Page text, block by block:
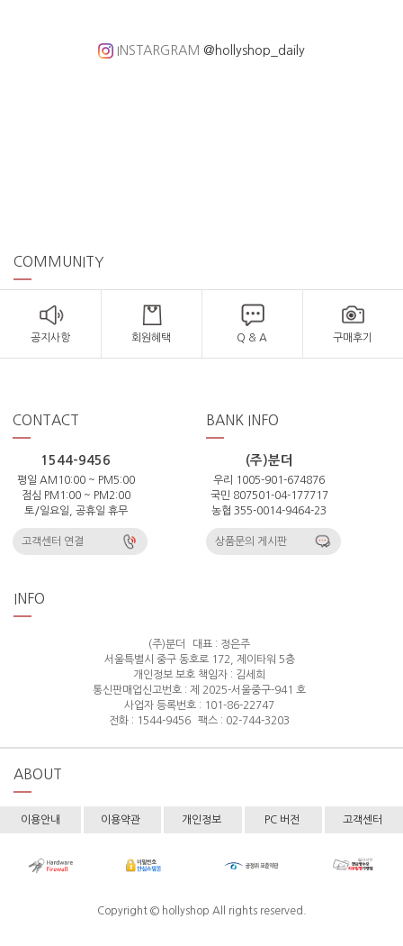
INSTARGRAM @hollyshop_daily
COMMUNITY
공지사항 회원혜택 Q & A 구매후기
CONTACT
1544-9456
평일 AM10:00 ~ PM5:00
점심 PM1:00 ~ PM2:00
토/일요일, 공휴일 휴무
고객센터 연결
BANK INFO
(주)분더
우리 1005-901-674876
국민 807501-04-177717
농협 355-0014-9464-23
상품문의 게시판
INFO
(주)분더
대표 : 정은주
서울특별시 중구 동호로 172, 제이타워 5층
개인정보 보호 책임자 : 김세희
통신판매업신고번호 : 제 2025-서울중구-941 호
사업자 등록번호 : 101-86-22747
전화 : 1544-9456
팩스 : 02-744-3203
ABOUT
이용안내 이용약관 개인정보 PC 버전 고객센터
Copyright © hollyshop All rights reserved.